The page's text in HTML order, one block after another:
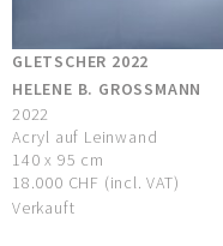
GLETSCHER 2022
HELENE B. GROSSMANN
2022
Acryl auf Leinwand
140 x 95 cm
18.000 CHF (incl. VAT)
Verkauft